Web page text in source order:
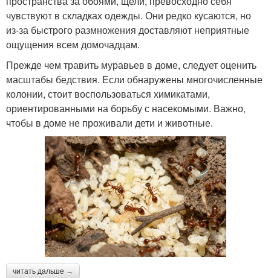
чувствуют в складках одежды. Они редко кусаются, но
из-за быстрого размножения доставляют неприятные
ощущения всем домочадцам.
Прежде чем травить муравьев в доме, следует оценить
масштабы бедствия. Если обнаружены многочисленные
колонии, стоит воспользоваться химикатами,
ориентированными на борьбу с насекомыми. Важно,
чтобы в доме не проживали дети и животные.
читать дальше →